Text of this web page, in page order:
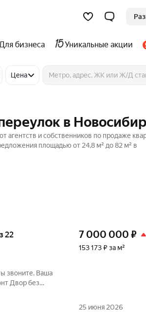
бизнеса Уникальные акции
Цена
в
агентств и собственников по продаже
площадью от 24,8 м² до 82 м² в
22
звоните. Ваша
ваше личное
7 000 000 ₽
153 173 ₽ за м²
25 июня 2026